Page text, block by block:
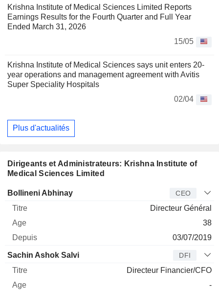
Krishna Institute of Medical Sciences Limited Reports
Earnings Results for the Fourth Quarter and Full Year
Ended March 31, 2026
15/05
Krishna Institute of Medical Sciences says unit enters 20-
year operations and management agreement with Avitis
Super Speciality Hospitals
02/04
Plus d'actualités
Dirigeants et Administrateurs: Krishna Institute of
Medical Sciences Limited
Dirigeant Titre Age
Bollineni Abhinay CEO
Directeur Général
38
03/07/2019
Sachin Ashok Salvi DFI
Directeur Financier/CFO
-